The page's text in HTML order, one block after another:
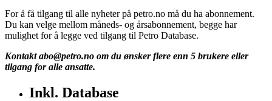
For å få tilgang til alle nyheter på petro.no må du ha abonnement.
Du kan velge mellom måneds- og årsabonnement, begge har
mulighet for å legge ved tilgang til Petro Database.
Kontakt abo@petro.no om du ønsker flere enn 5 brukere eller
tilgang for alle ansatte.
Inkl. Database